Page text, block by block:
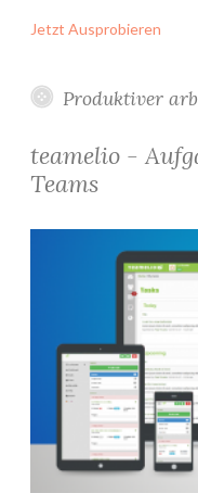
Jetzt Ausprobieren
Produktiver
teamelio -
Teams